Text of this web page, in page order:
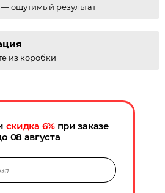
ощутимый результат
из коробки
скидка 6%при заказе